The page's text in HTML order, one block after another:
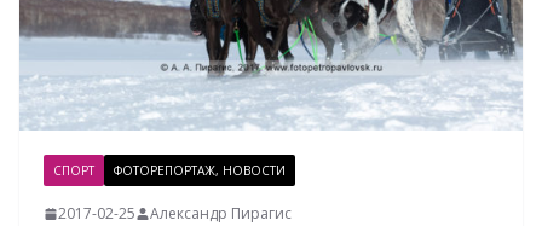
СПОРТ ФОТОРЕПОРТАЖ, НОВОСТИ
2017-02-25 Александр Пирагис